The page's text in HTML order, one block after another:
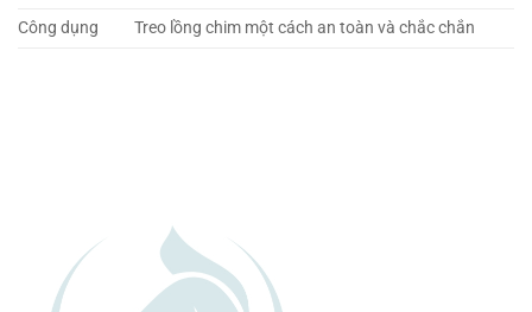
Công dụng
Treo lồng chim một cách an toàn và chắc chắn